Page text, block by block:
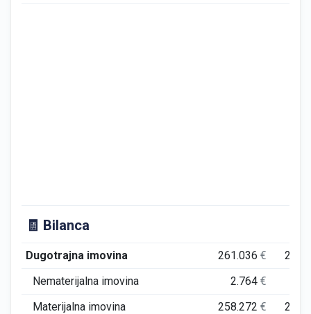
🧾 Bilanca
Dugotrajna imovina 261.036€
Nematerijalna imovina
2.764€
Materijalna imovina
258.272€